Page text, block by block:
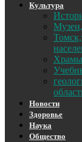
Культура
Новости
Здоровье
Наука
Общество